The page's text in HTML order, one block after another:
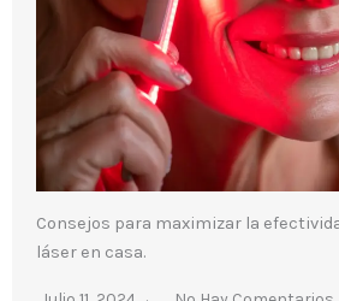
Consejos para maximizar la
láser en casa.